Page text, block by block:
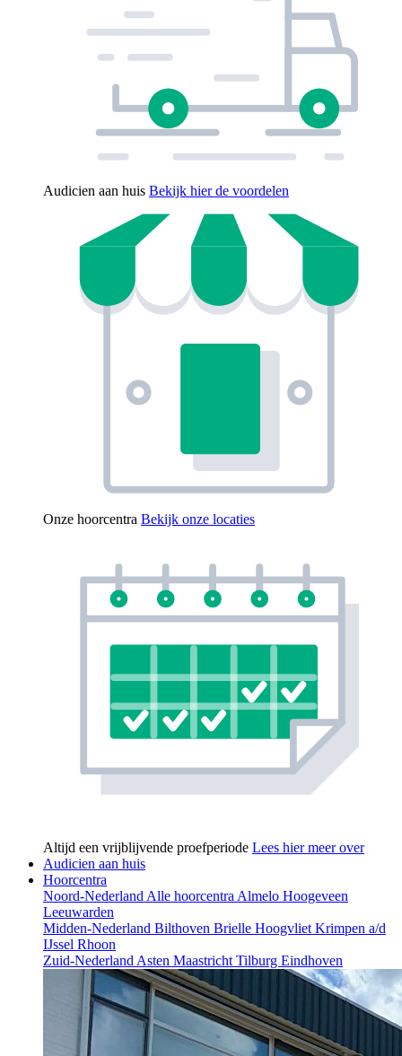
Audicien aan huis Bekijk hier de voordelen
Onze hoorcentra Bekijk onze locaties
Altijd een vrijblijvende proefperiode Lees hier meer over
Audicien aan huis
Hoorcentra
Noord-NederlandAlle hoorcentraAlmelo Hoogeveen
Leeuwarden
Midden-Nederland Bilthoven Brielle HoogvlietKrimpen a/d
IJssel Rhoon
Zuid-NederlandAsten MaastrichtTilburg Eindhoven